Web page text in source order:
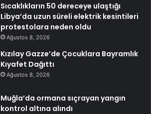
Sıcaklıkların 50 dereceye ulaştığı
Libya’da uzun süreli elektrik kesintileri
protestolara neden oldu
Ağustos 8, 2026
Kızılay Gazze’de Çocuklara Bayramlık
Kıyafet Dağıttı
Ağustos 8, 2026
Muğla’da ormana sıçrayan yangın
kontrol altına alındı